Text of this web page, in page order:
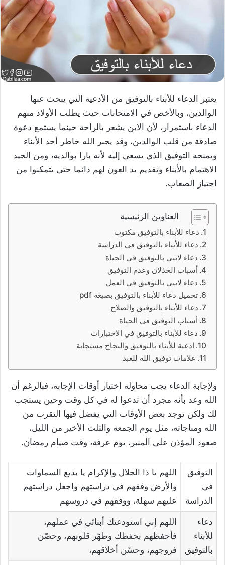
يعتبر الدعاء للأبناء بالتوفيق من الأدعية التي يبحث عنها
الوالدين، وبالأخص في الامتحانات حيث يطلب الأولاد منهم
الدعاء باستمرار، لأن الابن يشعر بالراحة حينما يستمع دعوة
صادقة من قلب الوالدين، وقد يجبر الله خاطر أحد الأبناء
ويمنحه التوفيق الذي يسعى إليه لأنه بارا بوالديه، ومن الجيد
الاهتمام بالأبناء وتقديم يد العون لهم دائما حتى يتمكنوا من
اجتياز الصعاب.
العناوين الرئيسية
دعاء للأبناء بالتوفيق مكتوب
دعاء للأبناء بالتوفيق في الدراسة
دعاء لابني بالتوفيق في الحياة
أسباب الخذلان وعدم التوفيق
دعاء لابني بالتوفيق في العمل
تحميل دعاء للأبناء بالتوفيق بصيغة pdf
دعاء للأبناء بالتوفيق والصلاح
أسباب التوفيق في الحياة
دعاء للأبناء بالتوفيق في الاختبارات
ادعية للأبناء بالتوفيق والنجاح مستجابة
علامات توفيق الله للعبد
ولإجابة الدعاء يجب محاولة اختيار أوقات الإجابة، فبالرغم أن
الله وعد بأنه مجرد أن تدعوا له في كل وقت وحين يستجب
لك ولكن توجد بعض الأوقات التي يفضل فيها التقرب من
الله ومناجاته، مثل يوم الجمعة والثلث الأخير من الليل،
صعود المؤذن على المنبر، يوم عرفة، وقت صيام رمضان.
التوفيق
في
الدراسة
اللهم يا ذا الجلال والإكرام يا بديع السماوات
والأرض وفقهم في دراستهم واجعل دراستهم
عليهم سهلة، ووفقهم في دروسهم
دعاء
للأبناء
بالتوفيق
اللهم إني استودعتك أبنائي في عملهم،
فأحفظهم بحفظك وطهّر قلوبهم، وحصّن
فروجهم، وحسّن أخلاقهم،